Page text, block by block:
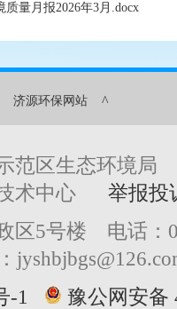
量月报2026年3月.docx
济源环保网站 ^
范区生态环境
技术中心 举报投
区5号楼 电话：
-1
豫公网安备